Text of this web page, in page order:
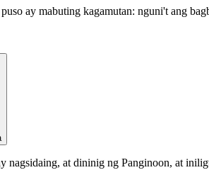
ay mabuting kagamutan: nguni't ang
nagsidaing, at dininig ng Panginoon, at